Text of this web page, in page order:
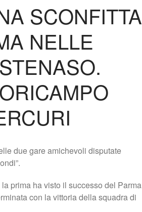
SCONFITTA
NELLE
due gare amichevoli disputate
prima ha visto il successo del Parma
con la vittoria della squadra di